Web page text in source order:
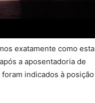
exatamente como esta
a aposentadoria de
indicados à posição